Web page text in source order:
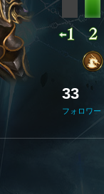
33
フォロワー